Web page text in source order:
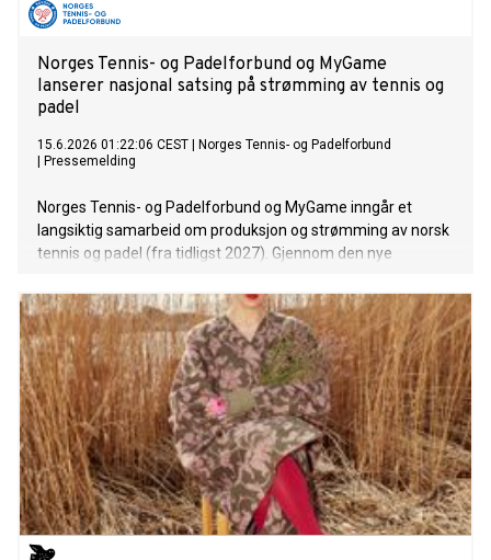
Norges Tennis- og Padelforbund og MyGame
lanserer nasjonal satsing på strømming av tennis og
padel
15.6.2026 01:22:06 CEST
Norges Tennis- og Padelforbund
Pressemelding
Norges Tennis- og Padelforbund og MyGame inngår et
langsiktig samarbeid om produksjon og strømming av norsk
tennis og padel (fra tidligst 2027). Gjennom den nye
elite- og breddeaktivitet tilgjengelig for publikum over hele
landet.